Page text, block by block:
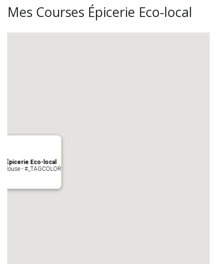
Mes Courses Épicerie Eco-local
Épicerie Eco-local
- #_TAGCOLOR